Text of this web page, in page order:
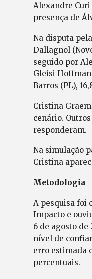
Alexandre Curi
presença de
Na disputa
Dallagnol
seguido por
Gleisi
Barros (PL),
Cristina
cenário. Outros
responderam.
Na simulação
Cristina
Metodologia
A pesquisa foi
Impacto e
6 de agosto de
nível de
erro estimada
percentuais.